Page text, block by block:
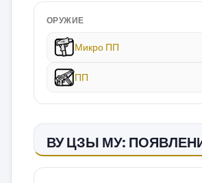
ОРУЖИЕ
Микро ПП
ПП
ВУ ЦЗЫ МУ: